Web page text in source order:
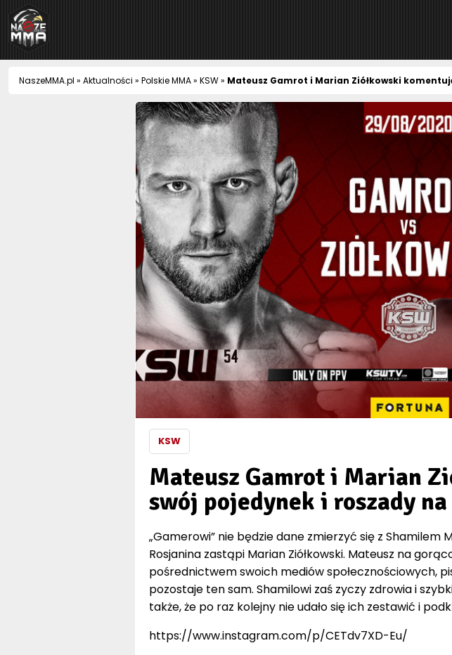
NaszeMMA
NaszeMMA.pl » Aktualności » Polskie MMA» KSW» Mateusz Gamrot i Marian Ziółkowski
KSW
Mateusz Gamrot i Marian
swój pojedynek i roszady
„Gamerowi” nie będzie dane zmierzyć się z Shamilem
Rosjanina zastąpi Marian Ziółkowski. Mateusz na
pośrednictwem swoich mediów społecznościowych,
pozostaje ten sam. Shamilowi zaś zyczy zdrowia i
także, że po raz kolejny nie udało się ich zestawić i
https://www.instagram.com/p/CETdv7XD-Eu/